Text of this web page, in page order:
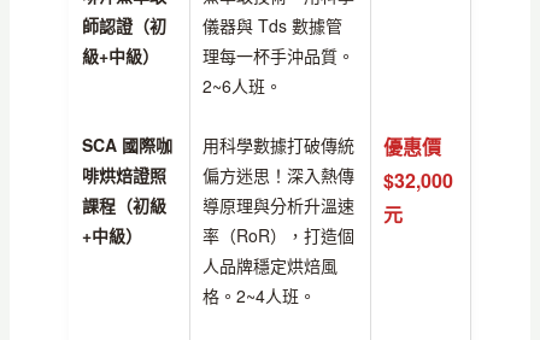
師認證（初
級+中級）
儀器與 Tds 數據管
理每一杯手沖品質。
2~6人班。
SCA 國際咖
啡烘焙證照
課程（初級
+中級）
用科學數據打破傳統
偏方迷思！深入熱傳
導原理與分析升溫速
率（RoR），打造個
人品牌穩定烘焙風
格。2~4人班。
優惠價
$32,000
元